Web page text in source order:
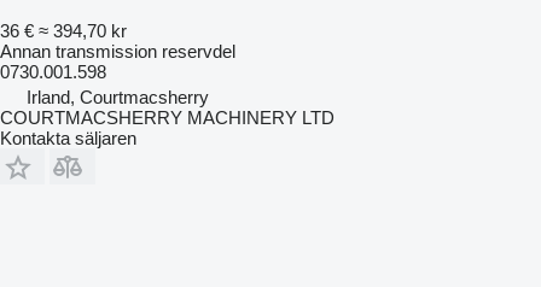
36 € ≈ 394,70 kr
Annan transmission reservdel
0730.001.598
Irland, Courtmacsherry
COURTMACSHERRY MACHINERY LTD
Kontakta säljaren